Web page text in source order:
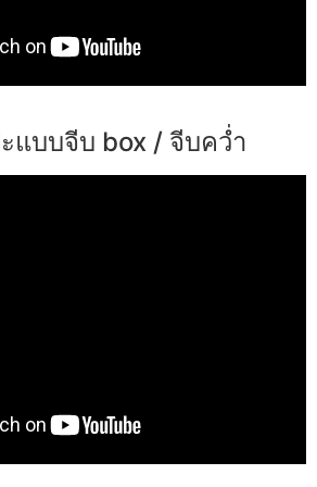
แบบจีบ box / จีบคว่ำ